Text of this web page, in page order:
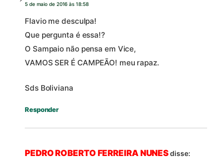
5 de maio de 2016 às 18:58
Flavio me desculpa!
Que pergunta é essa!?
O Sampaio não pensa em Vice,
VAMOS SER É CAMPEÃO! meu rapaz.
Sds Boliviana
Responder
PEDRO ROBERTO FERREIRA NUNESdisse: